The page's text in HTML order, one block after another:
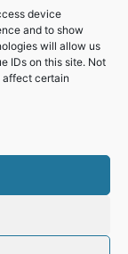
device
and to show
will allow us
IDs on this site. Not
affect certain
09:00
–